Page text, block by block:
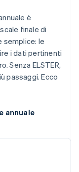
è
finale di
semplice: le
i dati pertinenti
Senza ELSTER,
passaggi. Ecco
annuale